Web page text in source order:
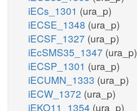
iECs_1301 (ura_p)
iECSE_1348 (ura_p)
iECSF_1327 (ura_p)
iEcSMS35_1347 (ura_p)
iECSP_1301 (ura_p)
iECUMN_1333 (ura_p)
iECW_1372 (ura_p)
iEKO11_1354 (ura_p)